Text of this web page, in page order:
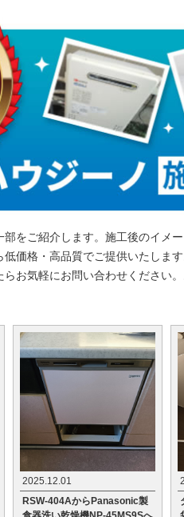
をご紹介します。施工後のイメ
価格・高品質でご提供いたしま
お気軽にお問い合わせください
2025.12.01
RSW-404AからPanasonic製